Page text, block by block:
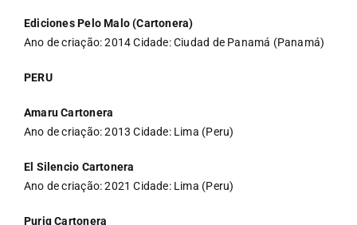
Ediciones Pelo Malo (Cartonera)
Ano de criação: 2014 Cidade: Ciudad de Panamá (Panamá)
PERU
Amaru Cartonera
Ano de criação: 2013 Cidade: Lima (Peru)
El Silencio Cartonera
Ano de criação: 2021 Cidade: Lima (Peru)
Puriq Cartonera